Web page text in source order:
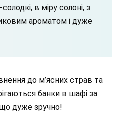
в міру солоні, з
ароматом і дуже
до м’ясних страв та
банки в шафі за
дуже зручно!